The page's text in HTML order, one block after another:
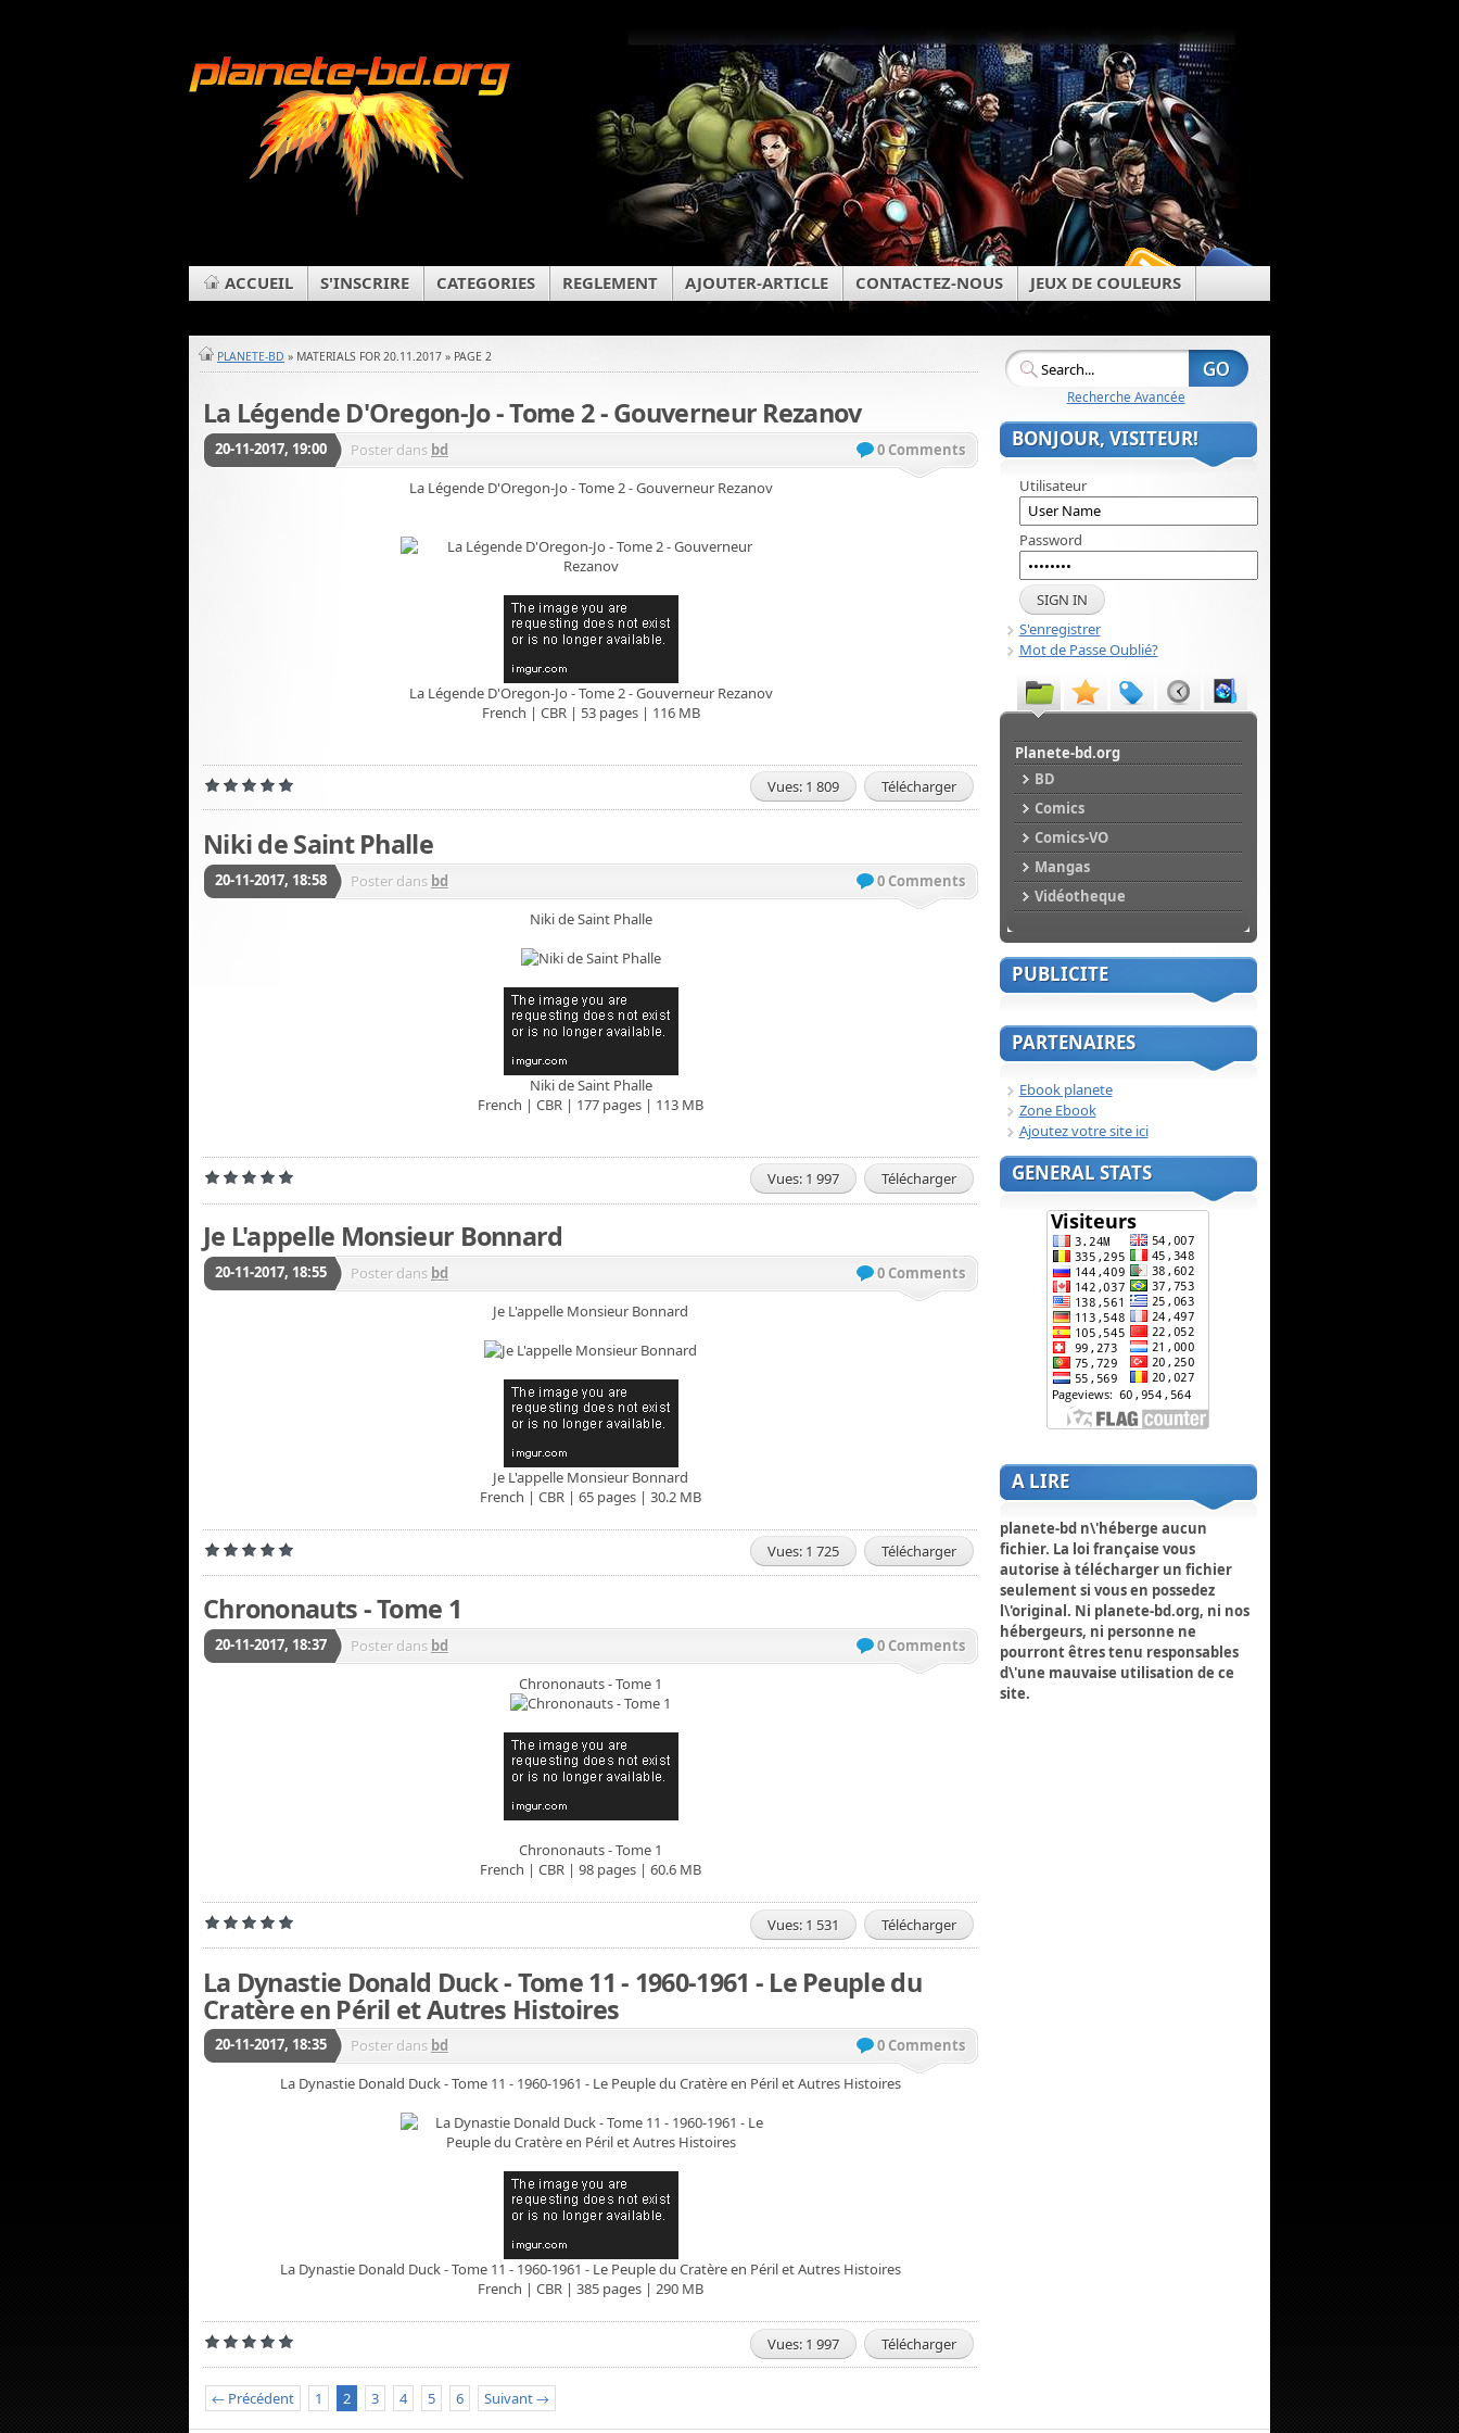
ACCUEIL S'INSCRIRE CATEGORIES REGLEMENT AJOUTER-ARTICLE CONTACTEZ-NOUS JEUX DE COULEURS
PLANETE-BD » MATERIALS FOR 20.11.2017 » PAGE 2
La Légende D'Oregon-Jo - Tome 2 - Gouverneur Rezanov
20-11-2017, 19:00 Poster dans bd
0 Comments
La Légende D'Oregon-Jo - Tome 2 - Gouverneur Rezanov
La Légende D'Oregon-Jo - Tome 2 - Gouverneur Rezanov
French | CBR | 53 pages | 116 MB
Vues: 1 809 Télécharger
Niki de Saint Phalle
20-11-2017, 18:58 Poster dans bd
0 Comments
Niki de Saint Phalle
Niki de Saint Phalle
French | CBR | 177 pages | 113 MB
Vues: 1 997 Télécharger
Je L'appelle Monsieur Bonnard
20-11-2017, 18:55 Poster dans bd
0 Comments
Je L'appelle Monsieur Bonnard
Je L'appelle Monsieur Bonnard
French | CBR | 65 pages | 30.2 MB
Vues: 1 725 Télécharger
Chrononauts - Tome 1
20-11-2017, 18:37 Poster dans bd
0 Comments
Chrononauts - Tome 1
Chrononauts - Tome 1
French | CBR | 98 pages | 60.6 MB
Vues: 1 531 Télécharger
La Dynastie Donald Duck - Tome 11 - 1960-1961 - Le Peuple du
Cratère en Péril et Autres Histoires
20-11-2017, 18:35 Poster dans bd
0 Comments
La Dynastie Donald Duck - Tome 11 - 1960-1961 - Le Peuple du Cratère en Péril et Autres Histoires
La Dynastie Donald Duck - Tome 11 - 1960-1961 - Le Peuple du Cratère en Péril et Autres Histoires
French | CBR | 385 pages | 290 MB
Vues: 1 997 Télécharger
← Précédent 1 2 3 4 5 6 Suivant →
Recherche Avancée
BONJOUR, VISITEUR!
Utilisateur
Password
S'enregistrer
Mot de Passe Oublié?
Planete-bd.org
BD
Comics
Comics-VO
Mangas
Vidéotheque
PUBLICITE
PARTENAIRES
Ebook planete
Zone Ebook
Ajoutez votre site ici
GENERAL STATS
A LIRE
planete-bd n\'héberge aucun
fichier. La loi française vous
autorise à télécharger un fichier
seulement si vous en possedez
l\'original. Ni planete-bd.org, ni nos
hébergeurs, ni personne ne
pourront êtres tenu responsables
d\'une mauvaise utilisation de ce
site.